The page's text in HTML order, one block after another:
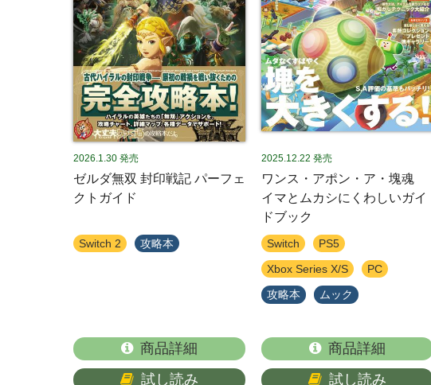
2026.1.30 発売
ゼルダ無双 封印戦記 パーフェ
クトガイド
Switch 2 攻略本
商品詳細
試し読み
2025.12.22 発売
ワンス・アポン・ア・塊魂
イマとムカシにくわしいガイ
ドブック
Switch PS5
Xbox Series X/S PC
攻略本 ムック
商品詳細
試し読み